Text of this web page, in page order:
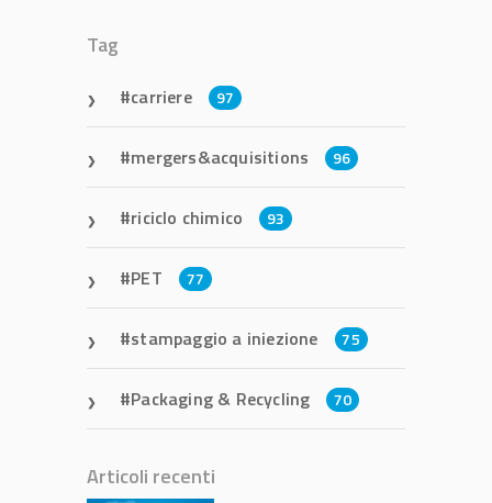
Tag
carriere 97
mergers&acquisitions 96
riciclo chimico 93
PET 77
stampaggio a iniezione 75
Packaging & Recycling 70
Articoli recenti